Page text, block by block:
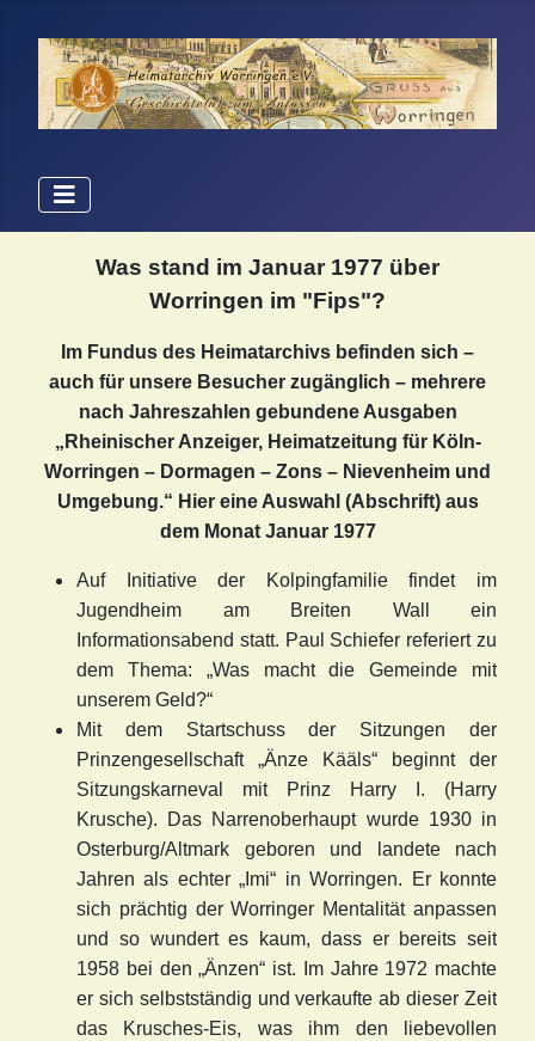
Was stand im Januar 1977 über
Worringen im "Fips"?
Im Fundus des Heimatarchivs befinden sich –
auch für unsere Besucher zugänglich – mehrere
nach Jahreszahlen gebundene Ausgaben
„Rheinischer Anzeiger, Heimatzeitung für Köln-
Worringen – Dormagen – Zons – Nievenheim und
Umgebung.“ Hier eine Auswahl (Abschrift) aus
dem Monat Januar 1977
Auf Initiative der Kolpingfamilie findet im
Jugendheim am Breiten Wall ein
Informationsabend statt. Paul Schiefer referiert zu
dem Thema: „Was macht die Gemeinde mit
unserem Geld?“
Mit dem Startschuss der Sitzungen der
Prinzengesellschaft „Änze Kääls“ beginnt der
Sitzungskarneval mit Prinz Harry I. (Harry
Krusche). Das Narrenoberhaupt wurde 1930 in
Osterburg/Altmark geboren und landete nach
Jahren als echter „Imi“ in Worringen. Er konnte
sich prächtig der Worringer Mentalität anpassen
und so wundert es kaum, dass er bereits seit
1958 bei den „Änzen“ ist. Im Jahre 1972 machte
er sich selbstständig und verkaufte ab dieser Zeit
das Krusches-Eis, was ihm den liebevollen